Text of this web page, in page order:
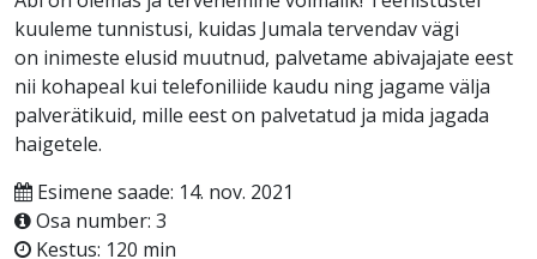
kuuleme tunnistusi, kuidas Jumala tervendav vägi
on inimeste elusid muutnud, palvetame abivajajate eest
nii kohapeal kui telefoniliide kaudu ning jagame välja
palverätikuid, mille eest on palvetatud ja mida jagada
haigetele.
Esimene saade: 14. nov. 2021
Osa number: 3
Kestus: 120 min